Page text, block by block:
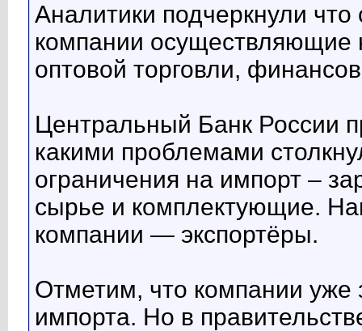
Аналитики подчеркнули
компании осуществляющие
оптовой торговли,
Центральный Банк России
какими проблемами
ограничения на импорт –
сырье и комплектующие.
компании — экспортёры.
Отметим, что компании уже
импорта. Но в